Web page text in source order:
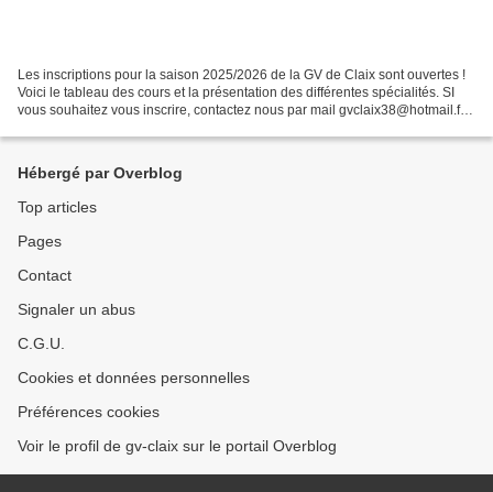
Les inscriptions pour la saison 2025/2026 de la GV de Claix sont ouvertes !
Voici le tableau des cours et la présentation des différentes spécialités. SI
vous souhaitez vous inscrire, contactez nous par mail gvclaix38@hotmail.fr
Hébergé par Overblog
Top articles
Pages
Contact
Signaler un abus
C.G.U.
Cookies et données personnelles
Préférences cookies
Voir le profil de gv-claix sur le portail Overblog